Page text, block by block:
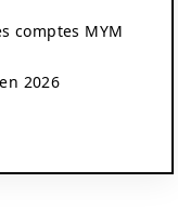
comptes MYM
2026